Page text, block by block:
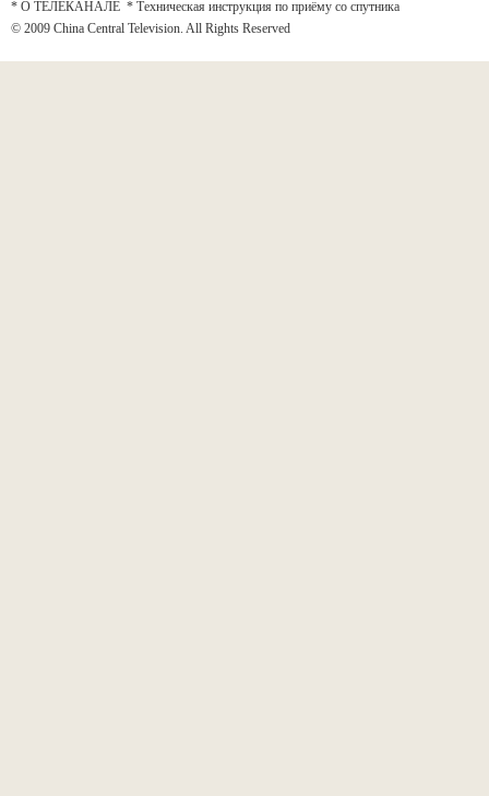
* О ТЕЛЕКАНАЛЕ * Техническая инструкция по приёму со спутника
© 2009 China Central Television. All Rights Reserved